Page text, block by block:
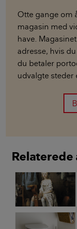
Otte gange om
magasin med
have.
adresse, hvis
du betaler
udvalgte